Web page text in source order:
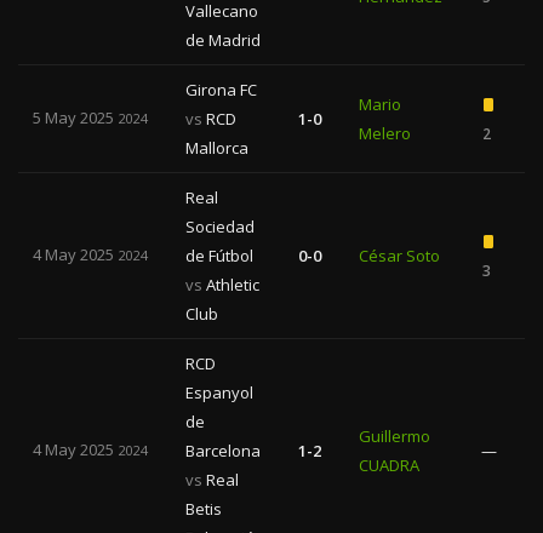
Vallecano
de Madrid
5 May 2025 2024
Girona FC
vs RCD
Mallorca
1-0
Mario
Melero
2
4 May 2025 2024
Real
Sociedad
de Fútbol
vs Athletic
Club
0-0 César Soto
3
4 May 2025 2024
RCD
Espanyol
de
Barcelona
vs Real
Betis
1-2
Guillermo
CUADRA
—